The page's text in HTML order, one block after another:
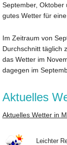
September, Oktober
gutes Wetter für
Im Zeitraum von
Durchschnitt täglich
das Wetter im
dagegen im
Aktuelles
Aktuelles Wetter in
Leichter